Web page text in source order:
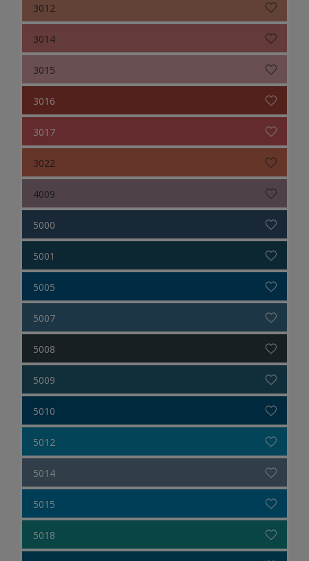
3012
3014
3015
3016
3017
3022
4009
5000
5001
5005
5007
5008
5009
5010
5012
5014
5015
5018